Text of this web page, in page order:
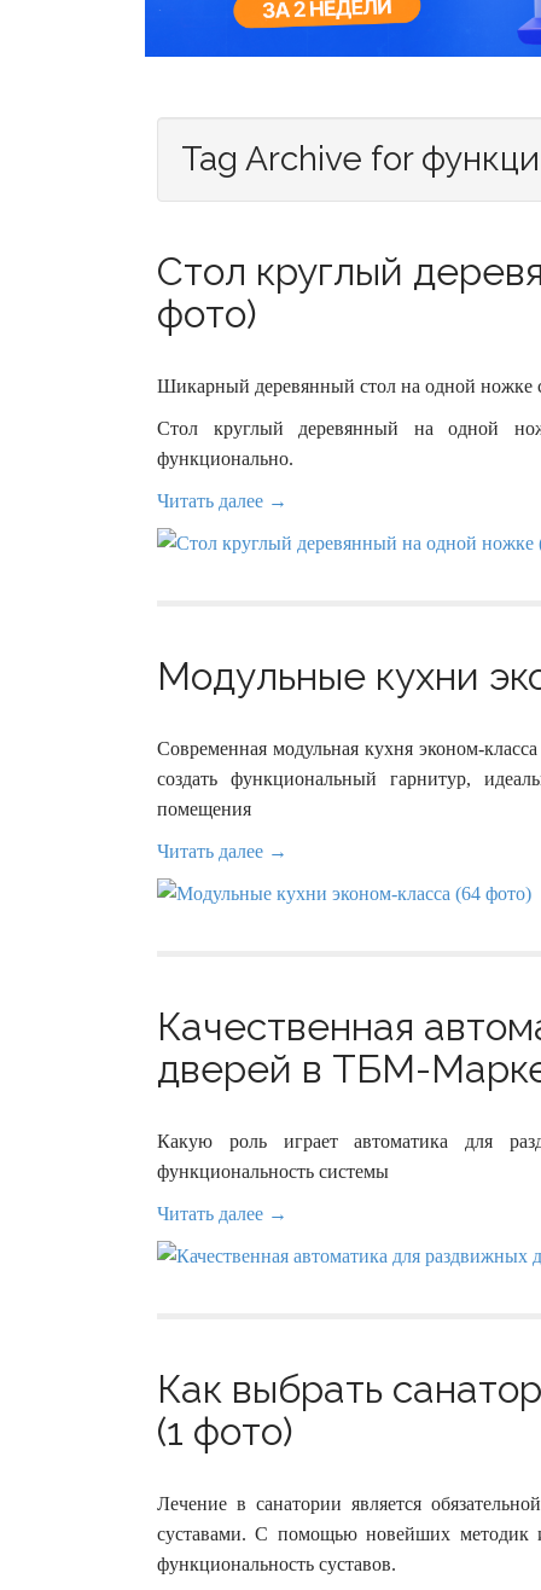
Tag Archive for
Стол круглый
фото)
Шикарный деревянный стол на одной ножке
Стол круглый деревянный на одной
функционально.
Читать далее →
Модульные кухни
Современная модульная кухня эконом-
создать функциональный гарнитур,
помещения
Читать далее →
Качественная
дверей в ТБМ-
Какую роль играет автоматика для
функциональность системы
Читать далее →
Как выбрать
(1 фото)
Лечение в санатории является
суставами. С помощью новейших методик
функциональность суставов.